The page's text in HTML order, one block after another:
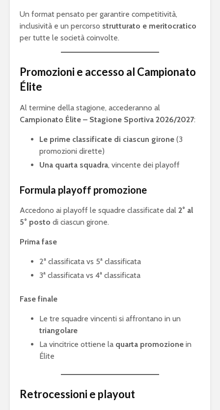
Un format pensato per garantire competitività,
inclusività e un percorso strutturato e meritocratico
per tutte le società coinvolte.
Promozioni e accesso al Campionato
Élite
Al termine della stagione, accederanno al
Campionato Élite – Stagione Sportiva 2026/2027:
Le prime classificate di ciascun girone (3
promozioni dirette)
Una quarta squadra, vincente dei playoff
Formula playoff promozione
Accedono ai playoff le squadre classificate dal 2° al
5° posto di ciascun girone.
Prima fase
2ª classificata vs 5ª classificata
3ª classificata vs 4ª classificata
Fase finale
Le tre squadre vincenti si affrontano in un
triangolare
La vincitrice ottiene la quarta promozione in
Élite
Retrocessioni e playout
eFootball è il gioco
perfetto: Cross-
Gen, Free-to-play.
L’Atalanta eSports
schiera la sua
eSerie A
eFootball 2024: a
metà settembre la
corretti i
2023 sarà
Mondiali di
Fortnite: Bugha
Fifa 20: Cristiano
Ronaldo nel dream
Cup: a